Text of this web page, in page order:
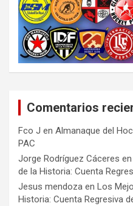
Comentarios
Fco J en Almanaque del
PAC
Jorge Rodríguez Cáceres en
de la Historia: Cuenta
Jesus mendoza en Los
Historia: Cuenta Regresiva